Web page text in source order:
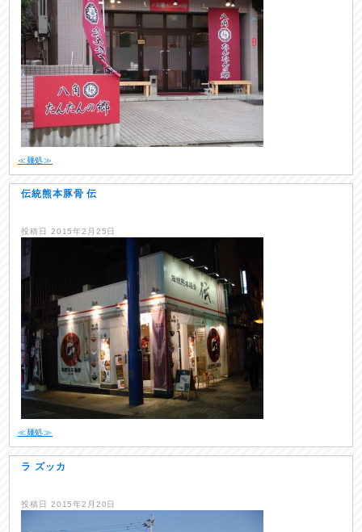
≪麺処≫
伝統熊本豚骨 伝
投稿日 2015年2月25日
≪麺処≫
ラ ズッカ
投稿日 2015年2月20日